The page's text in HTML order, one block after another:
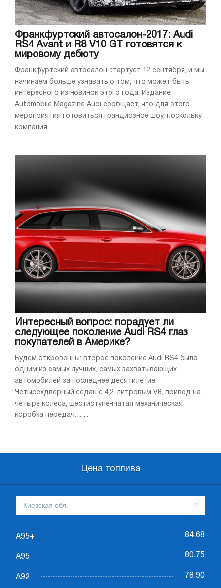
Франкфуртский автосалон-2017: Audi
RS4 Avant и R8 V10 GT готовятся к
мировому дебюту
Франкфуртский автосалон стартует 12 сентября, и мы
начинаем больше узнавать о том, что может быть
интересного из новинок этого года. Издание
Automobile Magazine Audi сообщает, что для этого
мероприятия готовиться грандиозное шоу, поскольку
компания ...
Интересный вопрос: порадует ли
следующее поколение Audi RS4 глаз
покупателей в Америке?
Будем откровенны: второе поколение Audi RS4 было
одним из самых лучших, самых захватывающих
автомобилей за последнее десятилетие.
Четырехдверный седан с 4,2-литровым V8, привод на
четыре колеса, шестиступенчатая механическая
коробка передач… ...
Цена топлива
А95+ 84.68
А95 80.75
А92 78.90